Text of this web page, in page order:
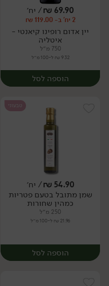
יח׳
69.90
₪/ יח׳
2 יח' ב- 119.00 ₪
יין אדום רופינו קיאנטי -
איטליה
750 מ״ל
9.32 ₪ ל-100 מ״ל
הוספה לסל
יח׳
טבעוני
54.90
₪/ יח׳
שמן מתובל בטעם פטריות
כמהין שחורות
250 מ״ל
21.96 ₪ ל-100 מ״ל
הוספה לסל